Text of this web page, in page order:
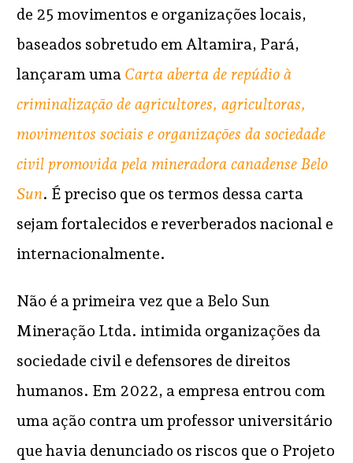
de 25 movimentos e organizações locais,
baseados sobretudo em Altamira, Pará,
lançaram uma Carta aberta de repúdio à
criminalização de agricultores, agricultoras,
movimentos sociais e organizações da sociedade
civil promovida pela mineradora canadense Belo
Sun. É preciso que os termos dessa carta
sejam fortalecidos e reverberados nacional e
internacionalmente.
Não é a primeira vez que a Belo Sun
Mineração Ltda. intimida organizações da
sociedade civil e defensores de direitos
humanos. Em 2022, a empresa entrou com
uma ação contra um professor universitário
que havia denunciado os riscos que o Projeto